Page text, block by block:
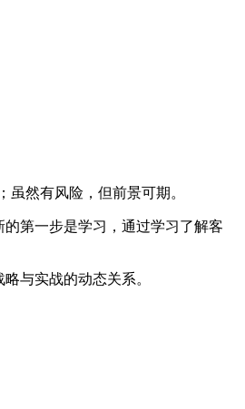
虽然有风险，但前景可期。
第一步是学习，通过学习了解客
与实战的动态关系。